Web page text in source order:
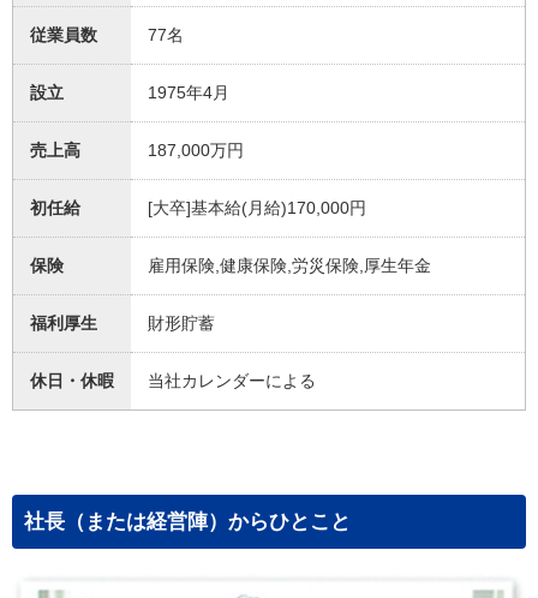
従業員数 77名
設立 1975年4月
売上高 187,000万円
初任給 [大卒]基本給(月給)170,000円
保険 雇用保険,健康保険,労災保険,厚生年金
福利厚生 財形貯蓄
休日・休暇 当社カレンダーによる
社長（または経営陣）からひとこと